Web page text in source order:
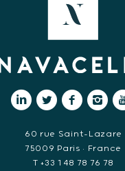
60 rue Saint-Lazare
75009 Paris • France
T +33 1 48 78 76 78